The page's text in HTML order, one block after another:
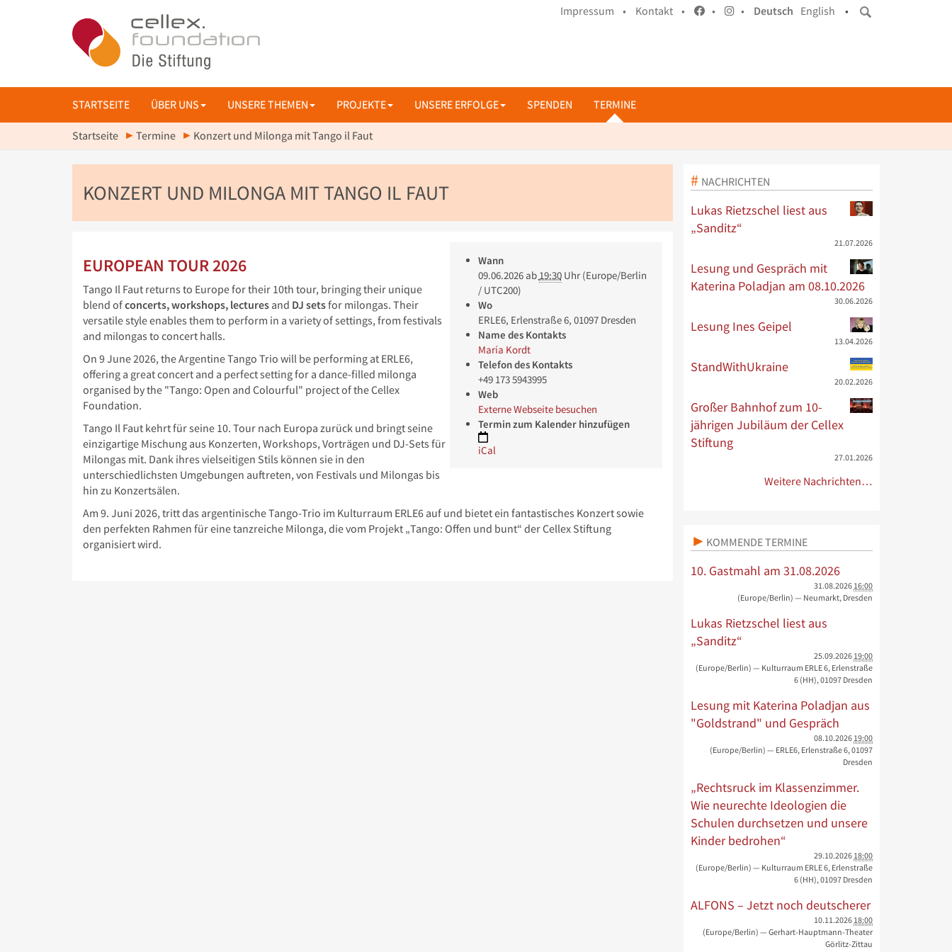
Impressum • Kontakt • • • Deutsch English •
STARTSEITE ÜBER UNS UNSERE THEMEN PROJEKTE UNSERE ERFOLGE SPENDEN TERMINE
Startseite Termine Konzert und Milonga mit Tango il Faut
KONZERT UND MILONGA MIT TANGO IL FAUT
Wann
09.06.2026ab 19:30Uhr (Europe/Berlin
/ UTC200)
Wo
ERLE6, Erlenstraße 6, 01097 Dresden
Name des Kontakts
María Kordt
Telefon des Kontakts
+49 173 5943995
Web
Externe Webseite besuchen
Termin zum Kalender hinzufügen
iCal
EUROPEAN TOUR 2026
Tango Il Faut returns to Europe for their 10th tour, bringing their unique
blend ofconcerts, workshops, lectures and DJ setsfor milongas. Their
versatile style enables them to perform in a variety of settings, from festivals
and milongas to concert halls.
On 9 June 2026, the Argentine Tango Trio will be performing at ERLE6,
offering a great concert and a perfect setting for a dance-filled milonga
organised by the "Tango: Open and Colourful" project of the Cellex
Foundation.
Tango Il Faut kehrt für seine 10. Tour nach Europa zurück und bringt seine
einzigartige Mischung aus Konzerten, Workshops, Vorträgen und DJ-Sets für
Milongas mit. Dank ihres vielseitigen Stils können sie in den
unterschiedlichsten Umgebungen auftreten, von Festivals und Milongas bis
hin zu Konzertsälen.
Am 9. Juni 2026, tritt das argentinische Tango-Trio im Kulturraum ERLE6 auf und bietet ein fantastisches Konzert sowie
den perfekten Rahmen für eine tanzreiche Milonga, die vom Projekt „Tango: Offen und bunt“ der Cellex Stiftung
organisiert wird.
NACHRICHTEN
Lukas Rietzschel liest aus
„Sanditz“
21.07.2026
Lesung und Gespräch mit
Katerina Poladjan am 08.10.2026
30.06.2026
Lesung Ines Geipel
13.04.2026
StandWithUkraine
20.02.2026
Großer Bahnhof zum 10-
jährigen Jubiläum der Cellex
Stiftung
27.01.2026
Weitere Nachrichten…
KOMMENDE TERMINE
10. Gastmahl am 31.08.2026
31.08.2026 16:00
(Europe/Berlin) — Neumarkt, Dresden
Lukas Rietzschel liest aus
„Sanditz“
25.09.2026 19:00
(Europe/Berlin) — Kulturraum ERLE 6, Erlenstraße
6 (HH), 01097 Dresden
Lesung mit Katerina Poladjan aus
"Goldstrand" und Gespräch
08.10.2026 19:00
(Europe/Berlin) — ERLE6, Erlenstraße 6, 01097
Dresden
„Rechtsruck im Klassenzimmer.
Wie neurechte Ideologien die
Schulen durchsetzen und unsere
Kinder bedrohen“
29.10.2026 18:00
(Europe/Berlin) — Kulturraum ERLE 6, Erlenstraße
6 (HH), 01097 Dresden
ALFONS – Jetzt noch deutscherer
10.11.2026 18:00
(Europe/Berlin) — Gerhart-Hauptmann-Theater
Görlitz-Zittau